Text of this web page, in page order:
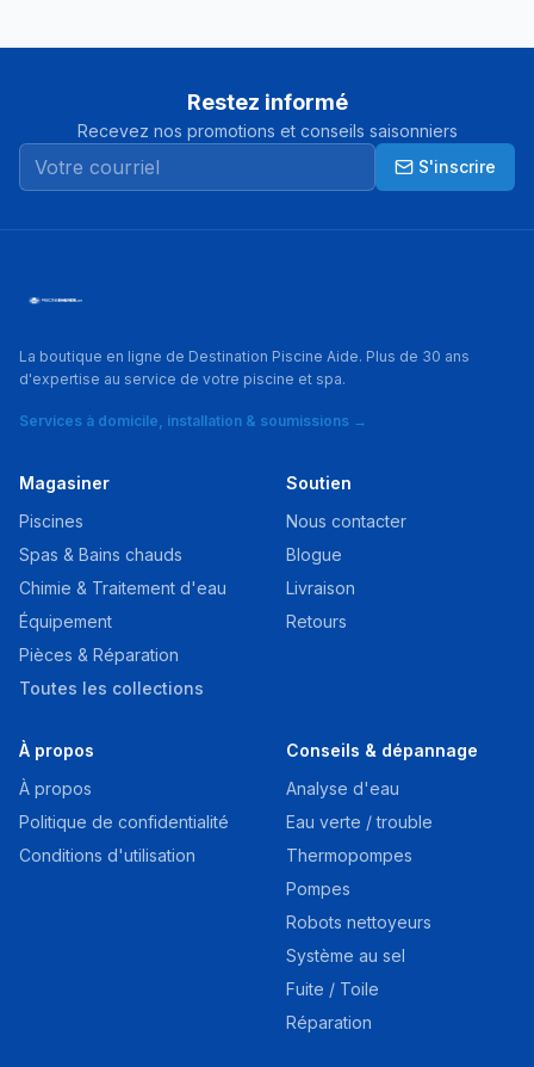
Restez informé
Recevez nos promotions et conseils saisonniers
S'inscrire
La boutique en ligne de Destination Piscine Aide. Plus de 30 ans
d'expertise au service de votre piscine et spa.
Services à domicile, installation & soumissions →
Magasiner
Piscines
Spas & Bains chauds
Chimie & Traitement d'eau
Équipement
Pièces & Réparation
Toutes les collections
Soutien
Nous contacter
Blogue
Livraison
Retours
À propos
À propos
Politique de confidentialité
Conditions d'utilisation
Conseils & dépannage
Analyse d'eau
Eau verte / trouble
Thermopompes
Pompes
Robots nettoyeurs
Système au sel
Fuite / Toile
Réparation